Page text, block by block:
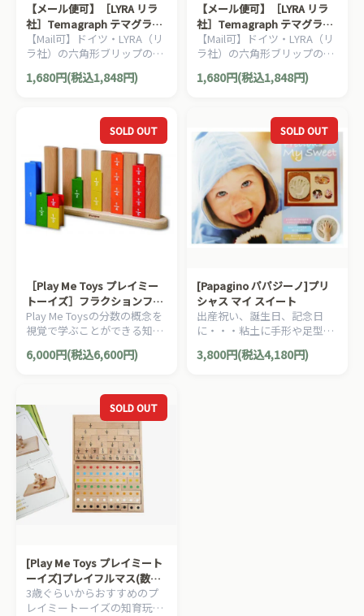
【メール便可】［LYRA リラ
社］Temagraph テマグラフ
鉛筆B 12本入り
【Mail可】ドイツ・LYRA（リ
ラ社）の六角形ブリップの鉛
筆Temagraph（テマグラフ）
シリーズ。鉛筆 B 12本入りで
1,680円(税込1,848円)
【メール便可】［LYRA リラ
社］Temagraph テマグラフ
鉛筆HB 12本入り
【Mail可】ドイツ・LYRA（リ
ラ社）の六角形ブリップの鉛
筆Temagraph（テマグラフ）
シリーズ。鉛筆 HB 12本入り
1,680円(税込1,848円)
SOLD OUT
［Play Me Toys プレイミー
トーイズ］フラクションファ
ン
Play Me Toysの分数の概念を
視覚で学ぶことができる知育
玩具です。カラフルな木製ピ
ースには分数の数字が書かれ
6,000円(税込6,600円)
SOLD OUT
[Papagino パパジーノ]プリ
シャス マイ スイート
出産祝い、誕生日、記念日
に・・・粘土に手形や足型を
とって、オーブンレンジで焼
けば、石のようなレリーフが
3,800円(税込4,180円)
SOLD OUT
[Play Me Toys プレイミート
ーイズ]プレイフルマス(数積
み木)
3歳ぐらいからおすすめのプ
レイミートーイズの知育玩具